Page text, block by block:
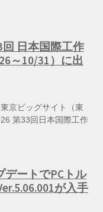
回 日本国際工作
～10/31）に出
京ビッグサイト（東
第33回日本国際工作
デートでPCトル
が入手